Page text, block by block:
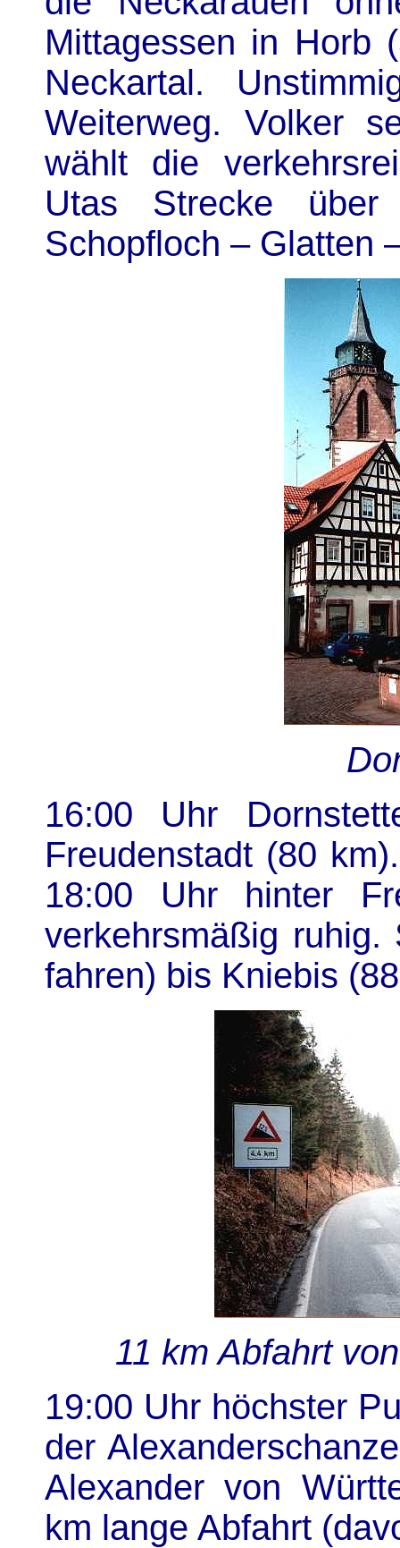
Mittagessen in Horb
Neckartal.
Weiterweg. Volker
wählt die
Utas Strecke
Schopfloch – Glatten
16:00 Uhr
Freudenstadt (80
18:00 Uhr hinter
verkehrsmäßig
fahren) bis Kniebis
11 km Abfahrt
19:00 Uhr höchster
der
Alexander von
km lange Abfahrt